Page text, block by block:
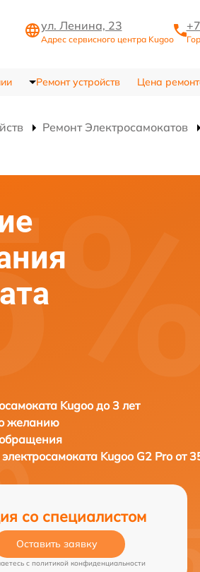
ул. Ленина, 23
Адрес сервисного центра Kugoo
Ремонт устройств Цена
Ремонт Электросамокатов
Kugoo до 3 лет
желанию
Kugoo G2 Pro от
со специалистом
Оставить заявку
c политикой конфиденциальности